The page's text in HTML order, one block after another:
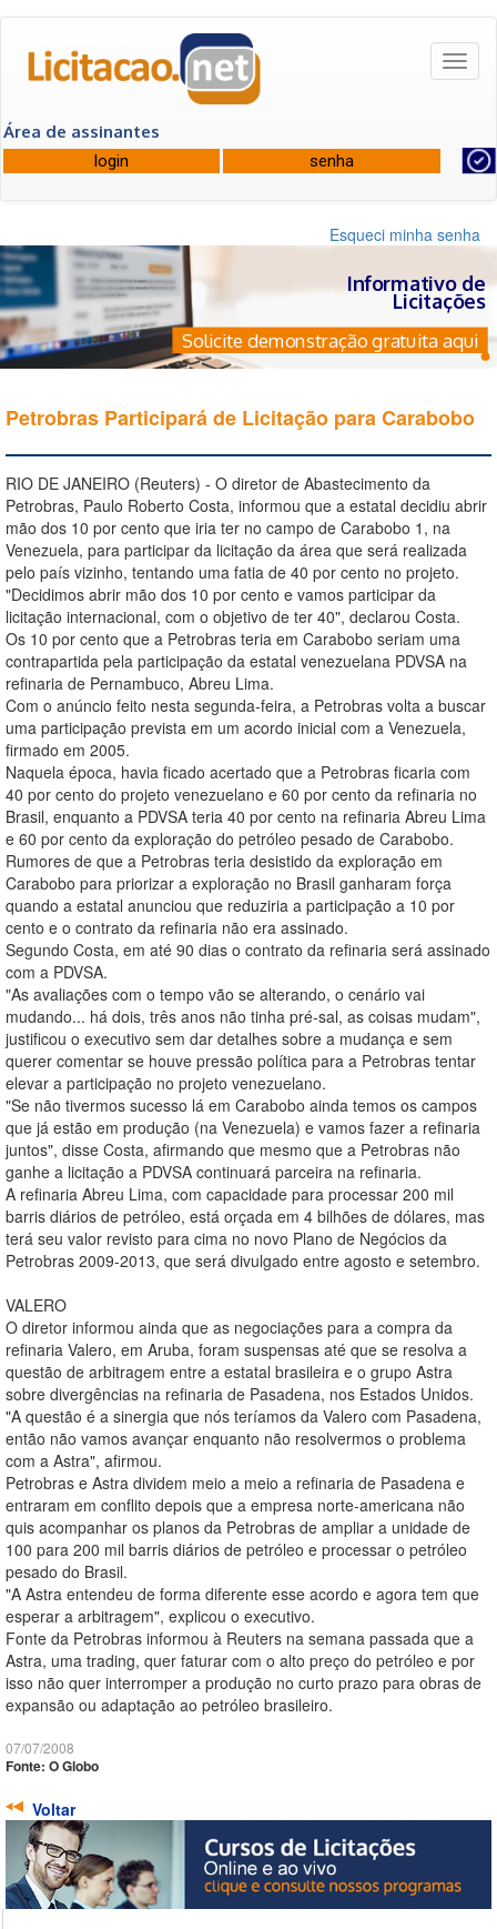
Área de assinantes
Esqueci minha senha
Informativo de
Licitações
Solicite demonstração gratuita aqui
Petrobras Participará de Licitação para Carabobo
RIO DE JANEIRO (Reuters) - O diretor de Abastecimento da
Petrobras, Paulo Roberto Costa, informou que a estatal decidiu abrir
mão dos 10 por cento que iria ter no campo de Carabobo 1, na
Venezuela, para participar da licitação da área que será realizada
pelo país vizinho, tentando uma fatia de 40 por cento no projeto.
"Decidimos abrir mão dos 10 por cento e vamos participar da
licitação internacional, com o objetivo de ter 40", declarou Costa.
Os 10 por cento que a Petrobras teria em Carabobo seriam uma
contrapartida pela participação da estatal venezuelana PDVSA na
refinaria de Pernambuco, Abreu Lima.
Com o anúncio feito nesta segunda-feira, a Petrobras volta a buscar
uma participação prevista em um acordo inicial com a Venezuela,
firmado em 2005.
Naquela época, havia ficado acertado que a Petrobras ficaria com
40 por cento do projeto venezuelano e 60 por cento da refinaria no
Brasil, enquanto a PDVSA teria 40 por cento na refinaria Abreu Lima
e 60 por cento da exploração do petróleo pesado de Carabobo.
Rumores de que a Petrobras teria desistido da exploração em
Carabobo para priorizar a exploração no Brasil ganharam força
quando a estatal anunciou que reduziria a participação a 10 por
cento e o contrato da refinaria não era assinado.
Segundo Costa, em até 90 dias o contrato da refinaria será assinado
com a PDVSA.
"As avaliações com o tempo vão se alterando, o cenário vai
mudando... há dois, três anos não tinha pré-sal, as coisas mudam",
justificou o executivo sem dar detalhes sobre a mudança e sem
querer comentar se houve pressão política para a Petrobras tentar
elevar a participação no projeto venezuelano.
"Se não tivermos sucesso lá em Carabobo ainda temos os campos
que já estão em produção (na Venezuela) e vamos fazer a refinaria
juntos", disse Costa, afirmando que mesmo que a Petrobras não
ganhe a licitação a PDVSA continuará parceira na refinaria.
A refinaria Abreu Lima, com capacidade para processar 200 mil
barris diários de petróleo, está orçada em 4 bilhões de dólares, mas
terá seu valor revisto para cima no novo Plano de Negócios da
Petrobras 2009-2013, que será divulgado entre agosto e setembro.
VALERO
O diretor informou ainda que as negociações para a compra da
refinaria Valero, em Aruba, foram suspensas até que se resolva a
questão de arbitragem entre a estatal brasileira e o grupo Astra
sobre divergências na refinaria de Pasadena, nos Estados Unidos.
"A questão é a sinergia que nós teríamos da Valero com Pasadena,
então não vamos avançar enquanto não resolvermos o problema
com a Astra", afirmou.
Petrobras e Astra dividem meio a meio a refinaria de Pasadena e
entraram em conflito depois que a empresa norte-americana não
quis acompanhar os planos da Petrobras de ampliar a unidade de
100 para 200 mil barris diários de petróleo e processar o petróleo
pesado do Brasil.
"A Astra entendeu de forma diferente esse acordo e agora tem que
esperar a arbitragem", explicou o executivo.
Fonte da Petrobras informou à Reuters na semana passada que a
Astra, uma trading, quer faturar com o alto preço do petróleo e por
isso não quer interromper a produção no curto prazo para obras de
expansão ou adaptação ao petróleo brasileiro.
07/07/2008
Fonte: O Globo
Voltar